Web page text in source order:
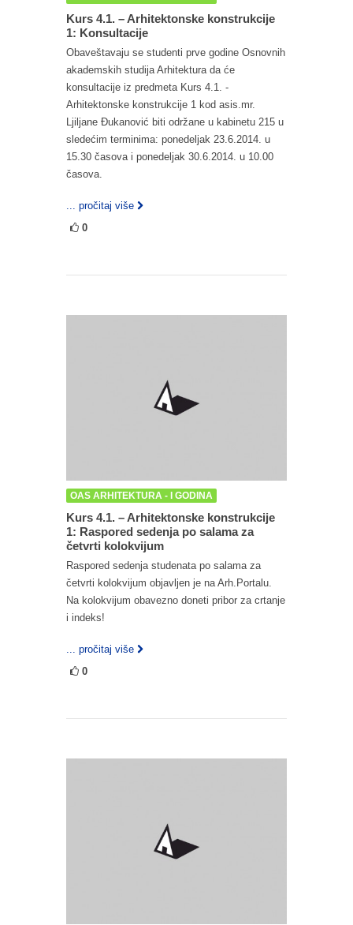
Kurs 4.1. – Arhitektonske konstrukcije
1: Konsultacije
Obaveštavaju se studenti prve godine Osnovnih
akademskih studija Arhitektura da će
konsultacije iz predmeta Kurs 4.1. -
Arhitektonske konstrukcije 1 kod asis.mr.
Ljiljane Đukanović biti održane u kabinetu 215 u
sledećim terminima: ponedeljak 23.6.2014. u
15.30 časova i ponedeljak 30.6.2014. u 10.00
časova.
... pročitaj više
0
OAS ARHITEKTURA - I GODINA
Kurs 4.1. – Arhitektonske konstrukcije
1: Raspored sedenja po salama za
četvrti kolokvijum
Raspored sedenja studenata po salama za
četvrti kolokvijum objavljen je na Arh.Portalu.
Na kolokvijum obavezno doneti pribor za crtanje
i indeks!
... pročitaj više
0